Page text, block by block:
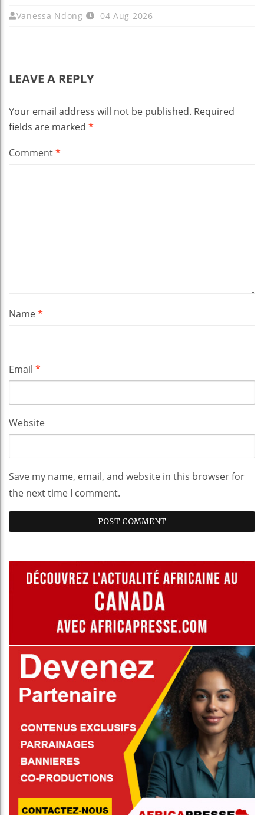
Vanessa Ndong 04 Aug 2026
LEAVE A REPLY
Your email address will not be published. Required
fields are marked *
Comment*
Name*
Email *
Website
Save my name, email, and website in this browser for
the next time I comment.